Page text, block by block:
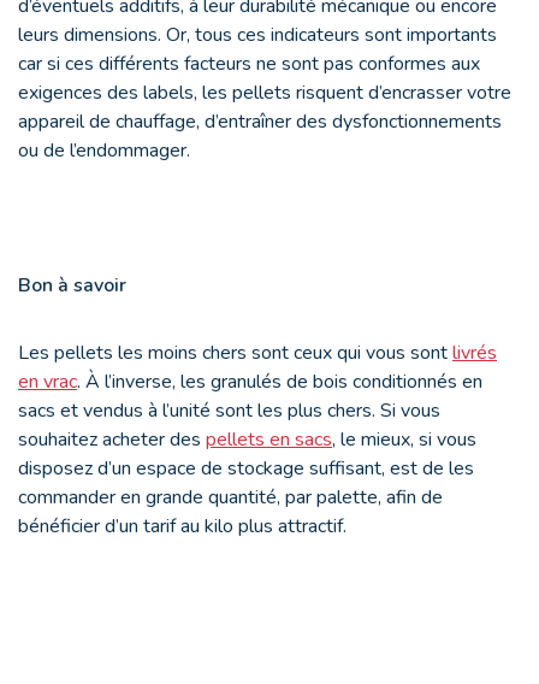
d’éventuels additifs, à leur durabilité mécanique ou encore
leurs dimensions. Or, tous ces indicateurs sont importants
car si ces différents facteurs ne sont pas conformes aux
exigences des labels, les pellets risquent d’encrasser votre
appareil de chauffage, d’entraîner des dysfonctionnements
ou de l’endommager.
Bon à savoir
Les pellets les moins chers sont ceux qui vous sontlivrés
en vrac. À l’inverse, les granulés de bois conditionnés en
sacs et vendus à l’unité sont les plus chers. Si vous
souhaitez acheter des pellets en sacs, le mieux, si vous
disposez d’un espace de stockage suffisant, est de les
commander en grande quantité, par palette, afin de
bénéficier d’un tarif au kilo plus attractif.